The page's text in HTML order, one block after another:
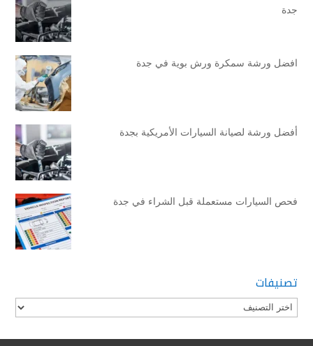
جدة
افضل ورشة سمكرة ورش بوية في جدة
أفضل ورشة لصيانة السيارات الأمريكية بجدة
فحص السيارات مستعملة قبل الشراء في جدة
تصنيفات
تصنيفات